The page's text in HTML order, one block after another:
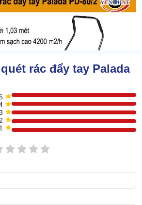
làm việc,xe quét rác công nghiệpcó thể
cao hiếm có
rác đẩy tay Palada
2
1
5 sao
4 sao
3 sao
2 sao
sao